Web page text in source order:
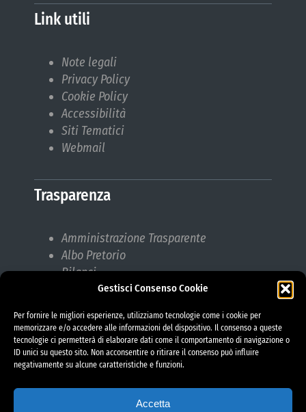
Gestisci Consenso Cookie
Per fornire le migliori esperienze, utilizziamo tecnologie come i cookie per
memorizzare e/o accedere alle informazioni del dispositivo. Il consenso a queste
tecnologie ci permetterà di elaborare dati come il comportamento di navigazione o
ID unici su questo sito. Non acconsentire o ritirare il consenso può influire
negativamente su alcune caratteristiche e funzioni.
Accetta
Link utili
Note legali
Privacy Policy
Cookie Policy
Accessibilità
Siti Tematici
Webmail
Trasparenza
Amministrazione Trasparente
Albo Pretorio
Bilanci
Bandi di gara
Responsabile protezione dati (RPD)